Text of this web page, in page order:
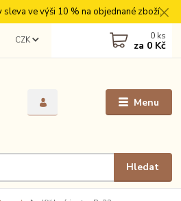
ve výši 10 % na objednané zboží.
Menu
CZK
Hledat
0 ks
za 0 Kč